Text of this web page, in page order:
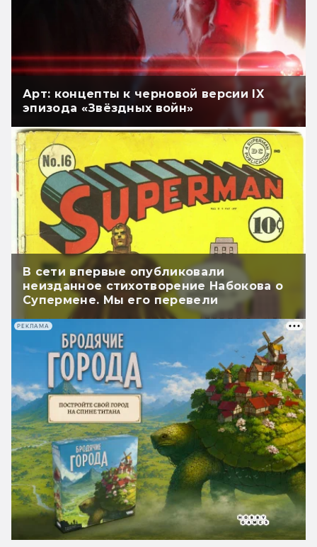
Арт: концепты к черновой версии IX
эпизода «Звёздных войн»
В сети впервые опубликовали
неизданное стихотворение Набокова о
Супермене. Мы его перевели
РЕКЛАМА